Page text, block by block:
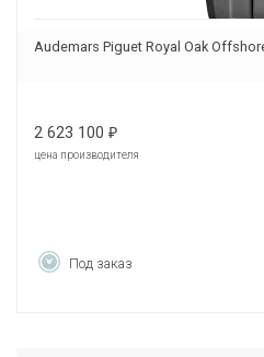
Audemars Piguet Royal Oak
2 623 100 ₽
цена производителя
Под заказ